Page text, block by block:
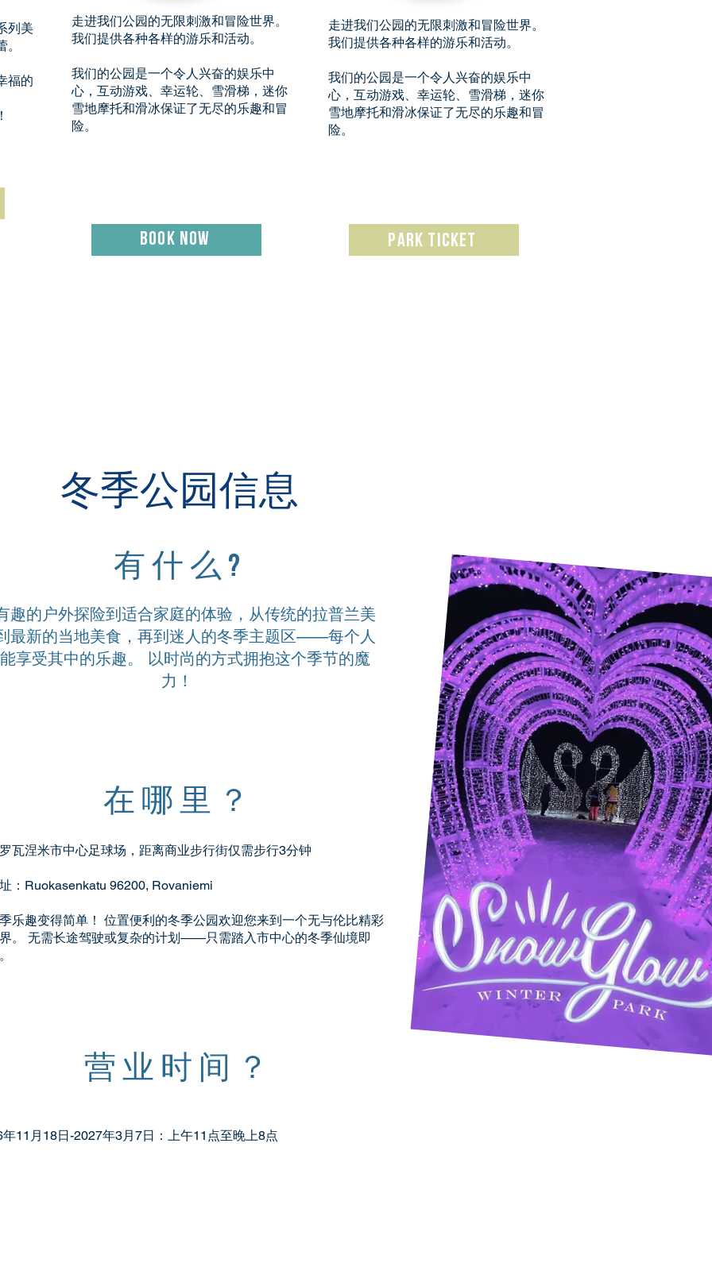
列美
福的
走进我们公园的无限刺激和冒险世界。
我们提供各种各样的游乐和活动。
我们的公园是一个令人兴奋的娱乐中
心，互动游戏、幸运轮、雪滑梯，迷你
雪地摩托和滑冰保证了无尽的乐趣和冒
险。
book now
走进我们公园的无限刺激和冒险世界。
我们提供各种各样的游乐和活动。
我们的公园是一个令人兴奋的娱乐中
心，互动游戏、幸运轮、雪滑梯，迷你
雪地摩托和滑冰保证了无尽的乐趣和冒
险。
Park ticket
冬季公园信息
有什么?
趣的户外探险到适合家庭的体验，从传统的拉普兰美
最新的当地美食，再到迷人的冬季主题区——每个人
享受其中的乐趣。 以时尚的方式拥抱这个季节的魔
力！
在哪里？
瓦涅米市中心足球场，距离商业步行街仅需步行3分钟
：Ruokasenkatu 96200, Rovaniemi
乐趣变得简单！ 位置便利的冬季公园欢迎您来到一个无与伦比精彩
。 无需长途驾驶或复杂的计划——只需踏入市中心的冬季仙境即
营业时间？
11月18日-2027年3月7日：上午11点至晚上8点